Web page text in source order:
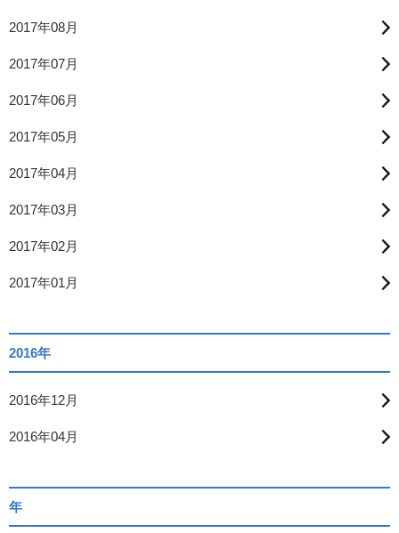
2017年08月
2017年07月
2017年06月
2017年05月
2017年04月
2017年03月
2017年02月
2017年01月
2016年
2016年12月
2016年04月
年